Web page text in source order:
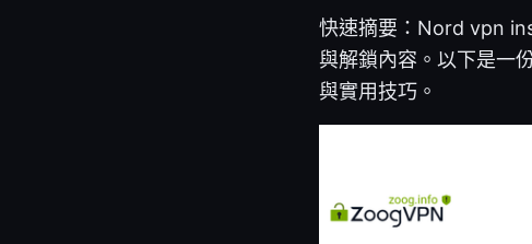
快速摘要：Nord vpn
與解鎖內容。以下是一
與實用技巧。